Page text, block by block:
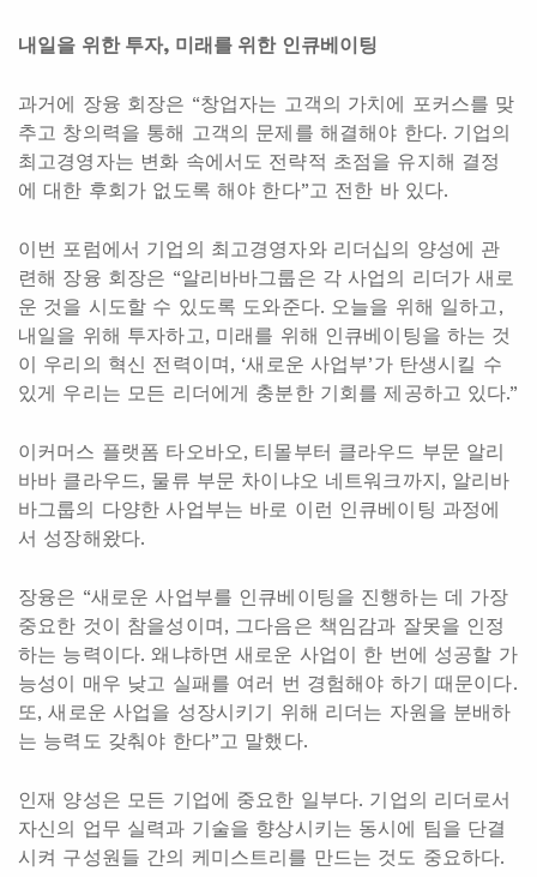
내일을 위한 투자, 미래를 위한 인큐베이팅
과거에 장융 회장은 “창업자는 고객의 가치에 포커스를 맞
추고 창의력을 통해 고객의 문제를 해결해야 한다. 기업의
최고경영자는 변화 속에서도 전략적 초점을 유지해 결정
에 대한 후회가 없도록 해야 한다”고 전한 바 있다.
이번 포럼에서 기업의 최고경영자와 리더십의 양성에 관
련해 장융 회장은 “알리바바그룹은 각 사업의 리더가 새로
운 것을 시도할 수 있도록 도와준다. 오늘을 위해 일하고,
내일을 위해 투자하고, 미래를 위해 인큐베이팅을 하는 것
이 우리의 혁신 전력이며, ‘새로운 사업부’가 탄생시킬 수
있게 우리는 모든 리더에게 충분한 기회를 제공하고 있다.”
이커머스 플랫폼 타오바오, 티몰부터 클라우드 부문 알리
바바 클라우드, 물류 부문 차이냐오 네트워크까지, 알리바
바그룹의 다양한 사업부는 바로 이런 인큐베이팅 과정에
서 성장해왔다.
장융은 “새로운 사업부를 인큐베이팅을 진행하는 데 가장
중요한 것이 참을성이며, 그다음은 책임감과 잘못을 인정
하는 능력이다. 왜냐하면 새로운 사업이 한 번에 성공할 가
능성이 매우 낮고 실패를 여러 번 경험해야 하기 때문이다.
또, 새로운 사업을 성장시키기 위해 리더는 자원을 분배하
는 능력도 갖춰야 한다”고 말했다.
인재 양성은 모든 기업에 중요한 일부다. 기업의 리더로서
자신의 업무 실력과 기술을 향상시키는 동시에 팀을 단결
시켜 구성원들 간의 케미스트리를 만드는 것도 중요하다.